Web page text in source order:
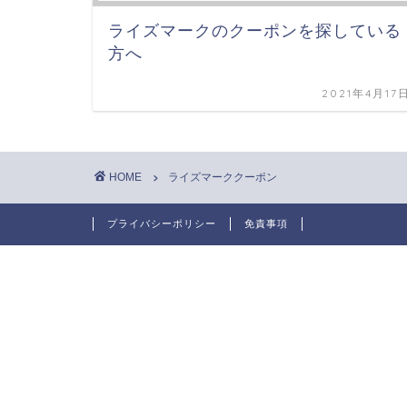
ライズマークのクーポンを探している
方へ
2021年4月17
HOME ライズマーククーポン
プライバシーポリシー 免責事項